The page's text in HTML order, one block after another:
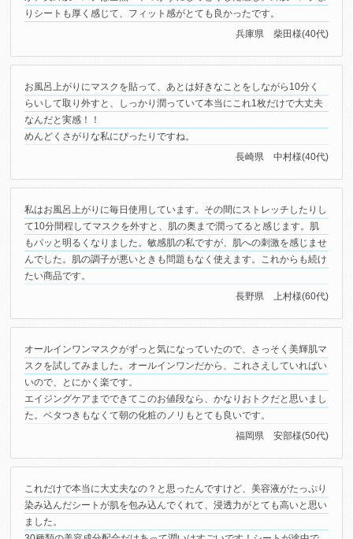
りシートも厚く感じて、フィット感がとても良かったです。
兵庫県 柴田様(40代)
お風呂上がりにマスクを貼って、あとは好きなことをしながら10分く
らいして取り外すと、しっかり潤っていて本当にこれ1枚だけで大丈夫
なんだと実感！！
めんどくさがりな私にぴったりですね。
長崎県 中村様(40代)
私はお風呂上がりに毎日使用しています。その間にストレッチしたりし
て10分間程してマスクを外すと、肌の奥まで潤ってると感じます。肌
もパッと明るくなりました。敏感肌の私ですが、肌への刺激を感じませ
んでした。肌の調子が悪いときも問題もなく使えます。これからも続け
たい商品です。
長野県 上村様(60代)
オールインワンマスクがずっと気になっていたので、さっそく美輝肌マ
スクを試してみました。オールインワンだから、これさえしていればい
いので、とにかく楽です。
エイジングケアまでできてこのお値段なら、かなりおトクだと思いまし
た。ベタつきもなくて朝の化粧のノリもとても良いです。
福岡県 安部様(50代)
これだけで本当に大丈夫なの？と思ったんですけど、美容液がたっぷり
染み込んだシートが肌を包み込んでくれて、浸透力がとても高いと思い
ました。